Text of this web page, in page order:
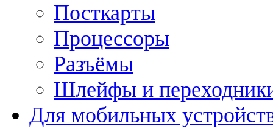
Посткарты
Процессоры
Разъёмы
Шлейфы и
Для мобильных